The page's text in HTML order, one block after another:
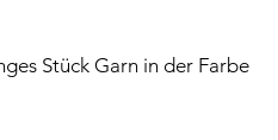
Stück Garn in der Farbe